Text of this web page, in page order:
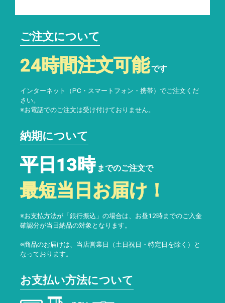
ご注文について
24時間注文可能です
インターネット（PC・スマートフォン・携帯）でご注文くだ
さい。
※お電話でのご注文は受け付けておりません。
納期について
平日13時 までのご注文で
最短当日お届け！
※お支払方法が「銀行振込」の場合は、お昼12時までのご入金
確認分が当日納品の対象となります。
※商品のお届けは、当店営業日（土日祝日・特定日を除く）と
なっております。
お支払い方法について